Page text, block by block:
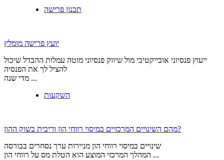
תכנון פרישה
יועץ פרישה מומלץ
ייעוץ פנסיוני אובייקטיבי מול שיווק פנסיוני מוטה עמלות ההבדל שיכול
להציל לך את הפנסיה
מדי שנה ...
השקעות
מהם השינויים המרכזיים במיסוי רווחי הון וריבית בשוק ההון?
שינויים במיסוי רווחי הון מניירות ערך נסחרים בבורסה
המהלך המרכזי המוצע הוא הטלת מס על רווחי הון ...